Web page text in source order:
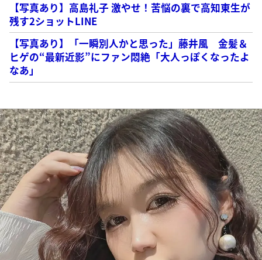
【写真あり】高島礼子 激やせ！苦悩の裏で高知東生が
残す2ショットLINE
【写真あり】「一瞬別人かと思った」藤井風 金髪＆
ヒゲの“最新近影”にファン悶絶「大人っぽくなったよ
なあ」